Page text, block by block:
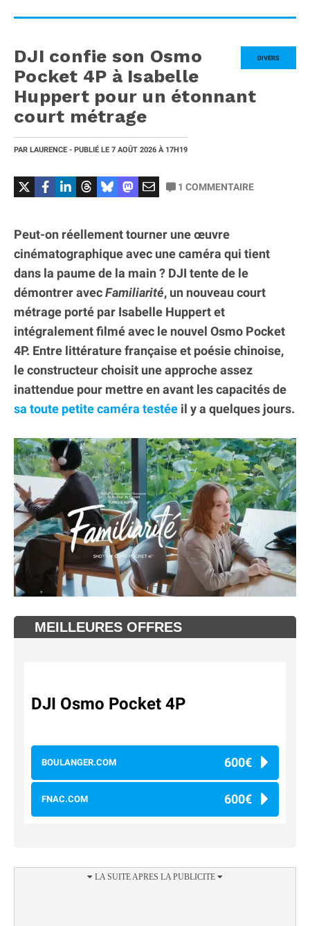
DIVERS
DJI confie son Osmo
Pocket 4P à Isabelle
Huppert pour un étonnant
court métrage
PAR LAURENCE - PUBLIÉ LE 7 AOÛT 2026 À 17H19
1 COMMENTAIRE
Peut-on réellement tourner une œuvre
cinématographique avec une caméra qui tient
dans la paume de la main ? DJI tente de le
démontrer avecFamiliarité, un nouveau court
métrage porté par Isabelle Huppert et
intégralement filmé avec le nouvel Osmo Pocket
4P. Entre littérature française et poésie chinoise,
le constructeur choisit une approche assez
inattendue pour mettre en avant les capacités de
sa toute petite caméra testée il y a quelques jours.
MEILLEURES OFFRES
DJI Osmo Pocket 4P
BOULANGER.COM 600€
FNAC.COM 600€